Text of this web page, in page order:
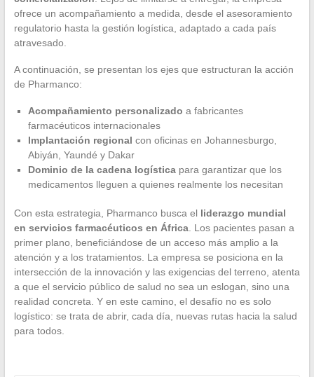
ofrece un acompañamiento a medida, desde el asesoramiento
regulatorio hasta la gestión logística, adaptado a cada país
atravesado.
A continuación, se presentan los ejes que estructuran la acción
de Pharmanco:
Acompañamiento personalizado a fabricantes
farmacéuticos internacionales
Implantación regional con oficinas en Johannesburgo,
Abiyán, Yaundé y Dakar
Dominio de la cadena logísticapara garantizar que los
medicamentos lleguen a quienes realmente los necesitan
Con esta estrategia, Pharmanco busca el liderazgo mundial
en servicios farmacéuticos en África. Los pacientes pasan a
primer plano, beneficiándose de un acceso más amplio a la
atención y a los tratamientos. La empresa se posiciona en la
intersección de la innovación y las exigencias del terreno, atenta
a que el servicio público de salud no sea un eslogan, sino una
realidad concreta. Y en este camino, el desafío no es solo
logístico: se trata de abrir, cada día, nuevas rutas hacia la salud
para todos.